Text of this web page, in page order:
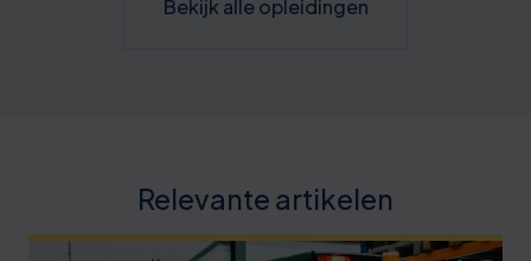
Bekijk alle opleidingen
Relevante artikelen